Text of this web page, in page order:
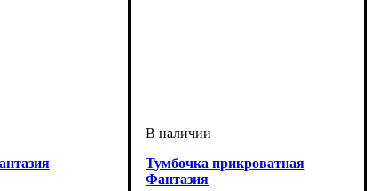
Тумбочка прикроватная
Фантазия